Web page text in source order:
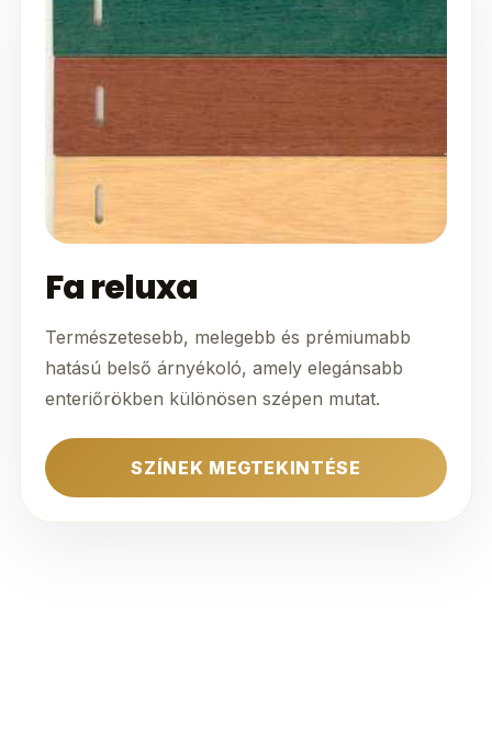
Fa reluxa
Természetesebb, melegebb és prémiumabb
hatású belső árnyékoló, amely elegánsabb
enteriőrökben különösen szépen mutat.
SZÍNEK MEGTEKINTÉSE